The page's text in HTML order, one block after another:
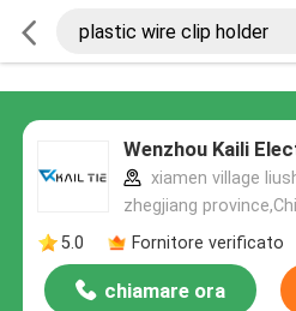
Wenzhou Kaili
xiamen village
zhegjiang
5.0
Fornitore verificato
chiamare ora